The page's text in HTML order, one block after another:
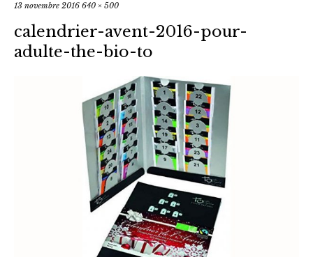
13 novembre 2016 640 × 500
calendrier-avent-2016-pour-
adulte-the-bio-to